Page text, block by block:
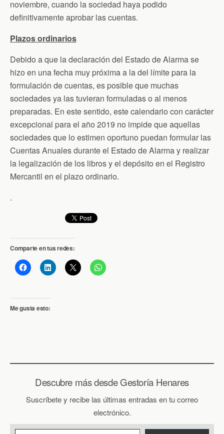
noviembre, cuando la sociedad haya podido
definitivamente aprobar las cuentas.
Plazos ordinarios
Debido a que la declaración del Estado de Alarma se
hizo en una fecha muy próxima a la del límite para la
formulación de cuentas, es posible que muchas
sociedades ya las tuvieran formuladas o al menos
preparadas. En este sentido, este calendario con carácter
excepcional para el año 2019 no impide que aquellas
sociedades que lo estimen oportuno puedan formular las
Cuentas Anuales durante el Estado de Alarma y realizar
la legalización de los libros y el depósito en el Registro
Mercantil en el plazo ordinario.
.
Comparte en tus redes:
Me gusta esto:
Descubre más desde Gestoría Henares
Suscríbete y recibe las últimas entradas en tu correo
electrónico.
Escribe tu correo electrónico…